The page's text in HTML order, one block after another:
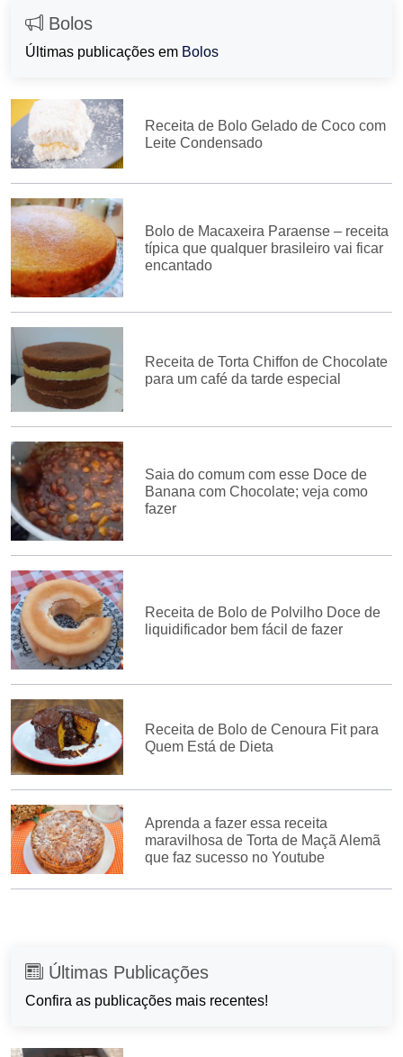
Bolos
Últimas publicações em Bolos
Receita de Bolo Gelado de Coco com
Leite Condensado
Bolo de Macaxeira Paraense – receita
típica que qualquer brasileiro vai ficar
encantado
Receita de Torta Chiffon de Chocolate
para um café da tarde especial
Saia do comum com esse Doce de
Banana com Chocolate; veja como
fazer
Receita de Bolo de Polvilho Doce de
liquidificador bem fácil de fazer
Receita de Bolo de Cenoura Fit para
Quem Está de Dieta
Aprenda a fazer essa receita
maravilhosa de Torta de Maçã Alemã
que faz sucesso no Youtube
Últimas Publicações
Confira as publicações mais recentes!